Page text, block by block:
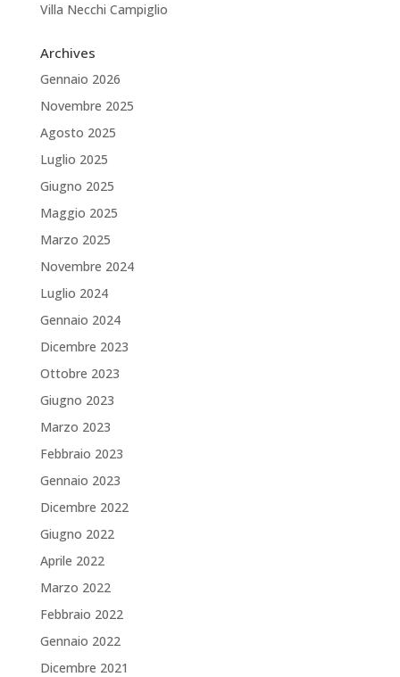
Villa Necchi Campiglio
Archives
Gennaio 2026
Novembre 2025
Agosto 2025
Luglio 2025
Giugno 2025
Maggio 2025
Marzo 2025
Novembre 2024
Luglio 2024
Gennaio 2024
Dicembre 2023
Ottobre 2023
Giugno 2023
Marzo 2023
Febbraio 2023
Gennaio 2023
Dicembre 2022
Giugno 2022
Aprile 2022
Marzo 2022
Febbraio 2022
Gennaio 2022
Dicembre 2021